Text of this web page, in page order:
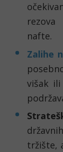
nafte.
Zalihe
višak ili
tržište,